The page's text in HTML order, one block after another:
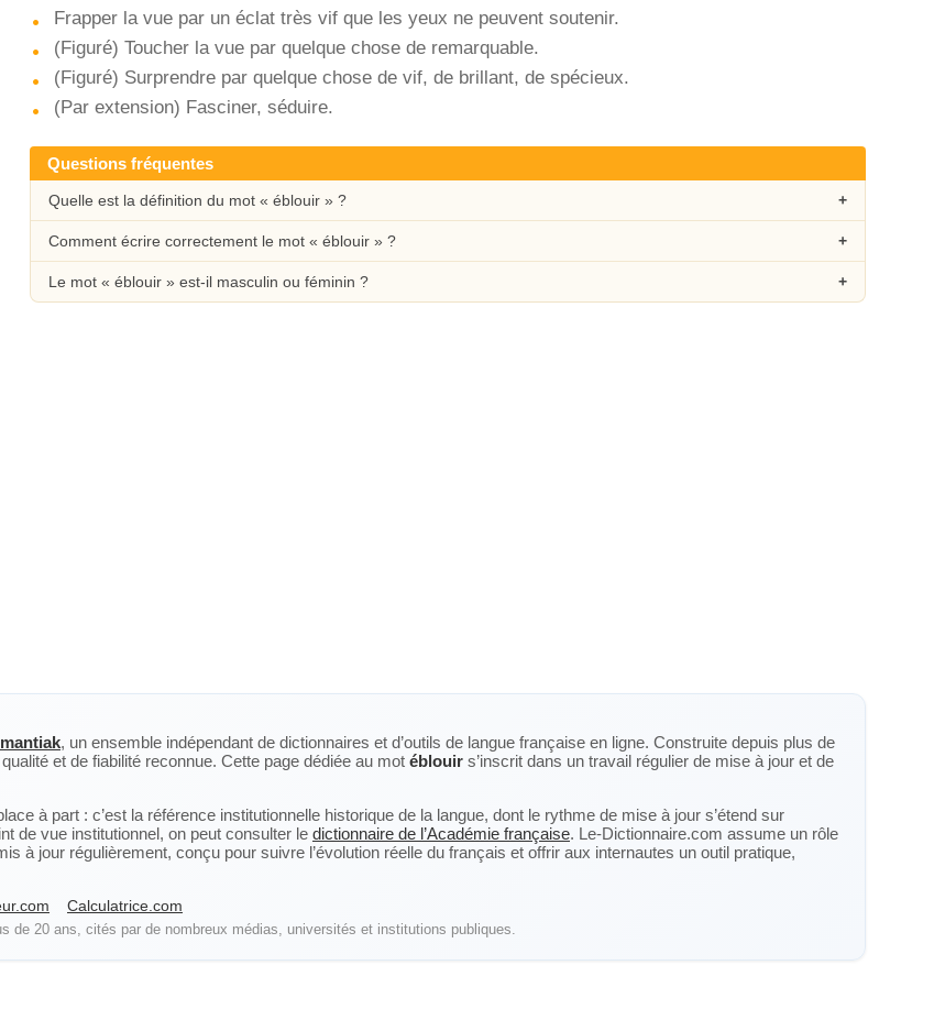
Frapper la vue par un éclat très vif que les yeux ne peuvent soutenir.
(Figuré) Toucher la vue par quelque chose de remarquable.
(Figuré) Surprendre par quelque chose de vif, de brillant, de spécieux.
(Par extension) Fasciner, séduire.
Questions fréquentes
Quelle est la définition du mot « éblouir » ?
Comment écrire correctement le mot « éblouir » ?
Le mot « éblouir » est-il masculin ou féminin ?
, un ensemble indépendant de dictionnaires et d’outils de langue française en ligne. Construite depuis plus de
et de fiabilité reconnue. Cette page dédiée au mot éblouir s’inscrit dans un travail régulier de mise à jour et de
à part : c’est la référence institutionnelle historique de la langue, dont le rythme de mise à jour s’étend sur
de vue institutionnel, on peut consulter le dictionnaire de l’Académie française. Le-Dictionnaire.com assume un rôle
à jour régulièrement, conçu pour suivre l’évolution réelle du français et offrir aux internautes un outil pratique,
Calculatrice.com
de 20 ans, cités par de nombreux médias, universités et institutions publiques.